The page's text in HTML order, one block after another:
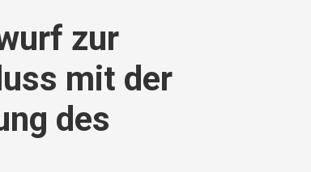
zur
mit der
des